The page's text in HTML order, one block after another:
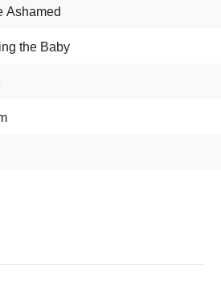
Ashamed
the Baby